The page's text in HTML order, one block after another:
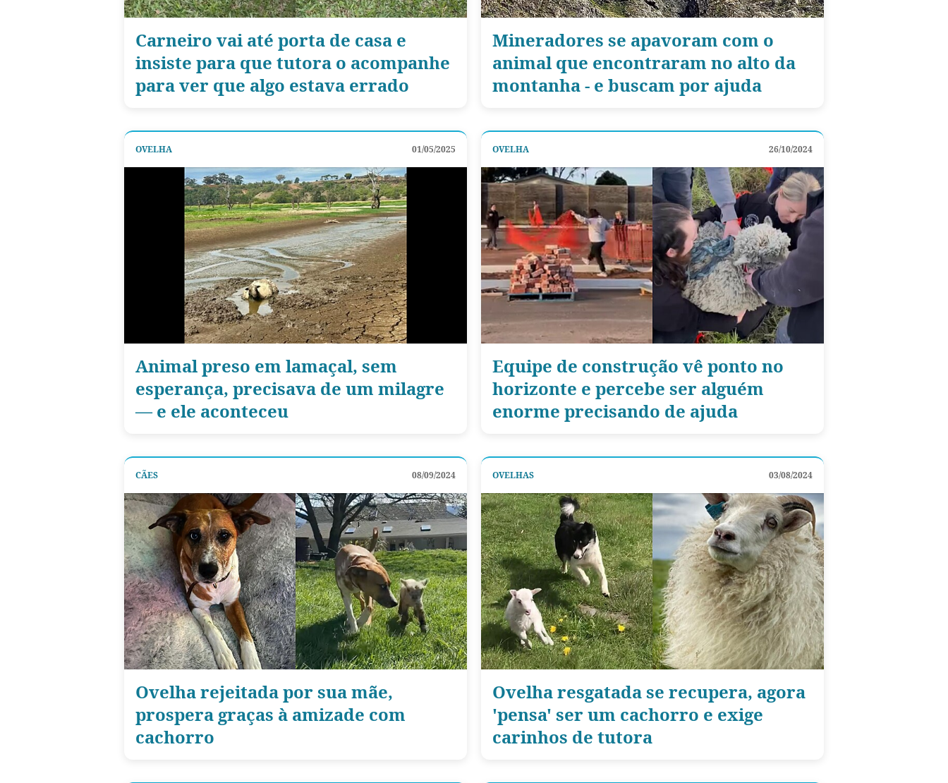
Carneiro vai até porta de casa e
insiste para que tutora o acompanhe
para ver que algo estava errado
Mineradores se apavoram com o
animal que encontraram no alto da
montanha - e buscam por ajuda
OVELHA 01/05/2025
Animal preso em lamaçal, sem
esperança, precisava de um milagre
— e ele aconteceu
OVELHA 26/10/2024
Equipe de construção vê ponto no
horizonte e percebe ser alguém
enorme precisando de ajuda
CÃES 08/09/2024
Ovelha rejeitada por sua mãe,
prospera graças à amizade com
cachorro
OVELHAS 03/08/2024
Ovelha resgatada se recupera, agora
'pensa' ser um cachorro e exige
carinhos de tutora